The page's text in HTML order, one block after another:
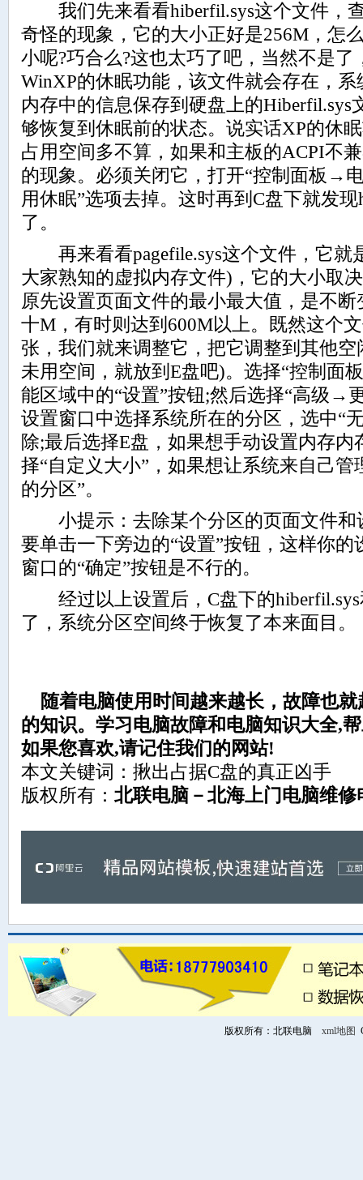
我们先来看看hiberfil.sys这个文件，
奇怪的现象，它的大小正好是256M，怎
小呢?巧合么?这也太巧了吧，当然不是
WinXP的休眠功能，该文件就会存在，
内存中的信息保存到硬盘上的Hiberfil.sys
够恢复到休眠前的状态。说实话XP的休
占用空间多不算，如果和主板的ACPI不
的现象。必须关闭它，打开“控制面板→
用休眠”选项去掉。这时再到C盘下就发
了。
再来看看pagefile.sys这个文件，它就
大家熟知的虚拟内存文件)，它的大小取
原先设置页面文件的最小最大值，是不
十M，有时则达到600M以上。既然这个
张，我们就来调整它，把它调整到其他
未用空间，就放到E盘吧)。选择“控制
能区域中的“设置”按钮;然后选择“高级→
设置窗口中选择系统所在的分区，选中“
除;最后选择E盘，如果想手动设置内存内
择“自定义大小”，如果想让系统来自己管
的分区”。
小提示：去除某个分区的页面文件和
要单击一下旁边的“设置”按钮，这样你
窗口的“确定”按钮是不行的。
经过以上设置后，C盘下的hiberfil.sys
了，系统分区空间终于恢复了本来面目。
随着电脑使用时间越来越长，故障也
的知识。学习电脑故障和电脑知识大全,
如果您喜欢,请记住我们的网站!
本文关键词：揪出占据C盘的真正凶手
版权所有： 北联电脑－北海上门电脑维修
版权所有：北联电脑 xml地图